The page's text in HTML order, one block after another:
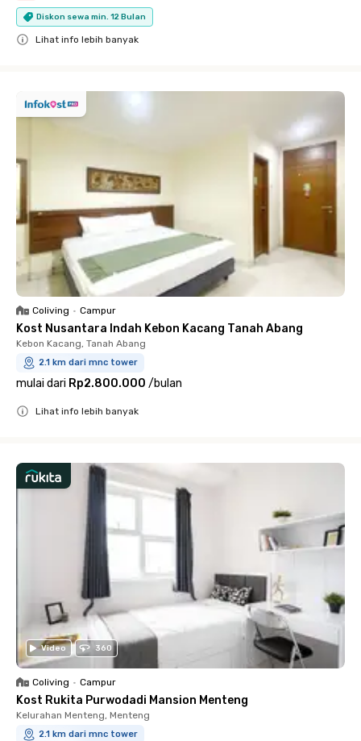
Diskon sewa min. 12 Bulan
Lihat info lebih banyak
Coliving • Campur
Kost Nusantara Indah Kebon Kacang Tanah Abang
Kebon Kacang, Tanah Abang
2.1 km dari mnc tower
mulai dari Rp2.800.000 /bulan
Lihat info lebih banyak
Video 360
Coliving • Campur
Kost Rukita Purwodadi Mansion Menteng
Kelurahan Menteng, Menteng
2.1 km dari mnc tower